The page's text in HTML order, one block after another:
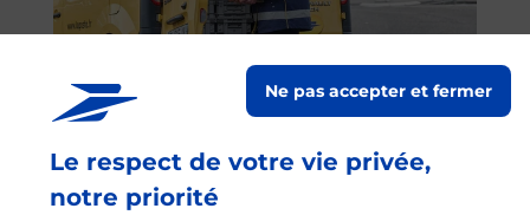
Le respect de votre vie privée,
notre priorité
Ne pas accepter et fermer
Envoyer un colis
AUBERVILLIERS QUATRE CHEMINS (93300) ?
Découvrez toutes les solutions proposées par La